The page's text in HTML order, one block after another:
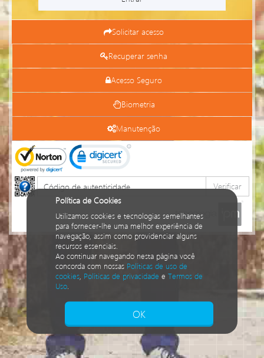
Solicitar acesso
Recuperar senha
Acesso Seguro
Biometria
Manutenção
Verificar
Política de Cookies
Utilizamos cookies e tecnologias semelhantes
para fornecer-lhe uma melhor experiência de
navegação, assim como providenciar alguns
recursos essenciais.
Ao continuar navegando nesta página você
concorda com nossas Políticas de uso de
cookies, Políticas de privacidade e Termos de
Uso.
OK
Isto significa que diversos recursos
providenciados poderão não estar disponíveis.